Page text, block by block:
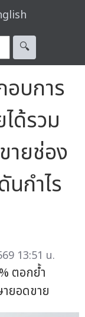
🔍︎
อบการ
ด้รวม
ายช่อง
กำไร
13:51 น.
ตอกย้ำ
ยอดขาย